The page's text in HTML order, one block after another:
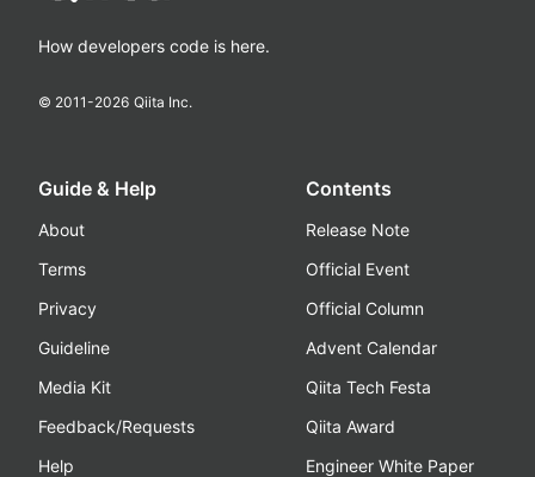
How developers code is here.
© 2011-2026 Qiita Inc.
Guide & Help
About
Terms
Privacy
Guideline
Media Kit
Feedback/Requests
Help
Contents
Release Note
Official Event
Official Column
Advent Calendar
Qiita Tech Festa
Qiita Award
Engineer White Paper